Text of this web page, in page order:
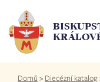
hlavnímu
obsahu
Domů > Diecézní katalog